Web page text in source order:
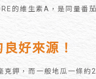
的維生素A，是同量番
好來源！
克鉀，而一般地瓜一條